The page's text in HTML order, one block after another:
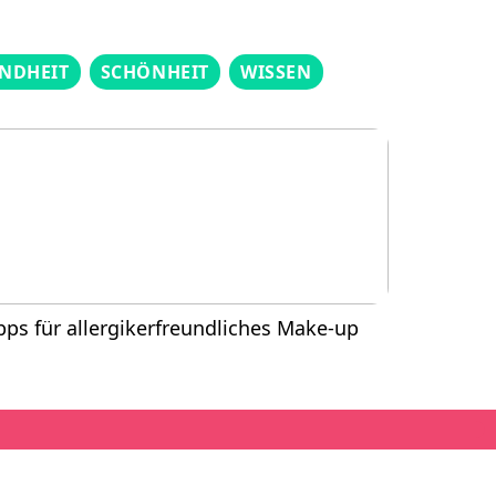
SCHÖNHEIT WISSEN
für allergikerfreundliches Make-up